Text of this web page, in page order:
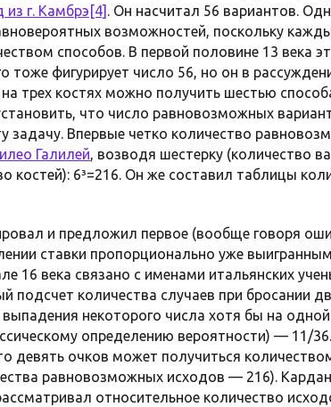
из г. Камбрэ [4] . Он насчитал 56 вариантов.
возможностей, поскольку
способов. В первой половине 13 века
тоже фигурирует число 56, но он в
трех костях можно получить шестью
что число равновозможных
задачу. Впервые четко количество
Галилей, возводя шестерку (количество
костей): 6³=216. Он же составил таблицы
и предложил первое (вообще говоря
ставки пропорционально уже
16 века связано с именами итальянских
подсчет количества случаев при бросании
некоторого числа хотя бы на одной
определению вероятности) — 11/
девять очков может получиться
равновозможных исходов — 216).
относительное количество